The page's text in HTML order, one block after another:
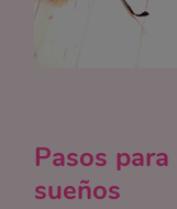
Pasos
sueños